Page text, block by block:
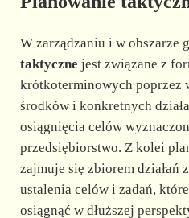
W zarządzaniu i w obszarze
taktyczne jest związane z
krótkoterminowych poprzez
środków i konkretnych
osiągnięcia celów
przedsiębiorstwo. Z kolei
zajmuje się zbiorem działań
ustalenia celów i zadań,
osiągnąć w dłuższej